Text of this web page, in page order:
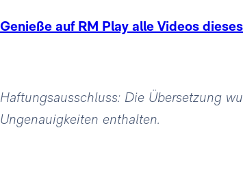
Genieße auf RM Play alle Videos
Haftungsausschluss: Die Übersetzung
Ungenauigkeiten enthalten.